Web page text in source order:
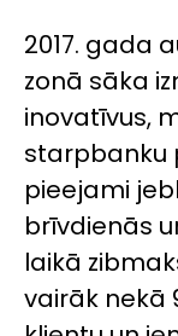
2017. gada
zonā sāka
inovatīvus,
starpbanku
pieejami
brīvdienās
laikā
vairāk nekā